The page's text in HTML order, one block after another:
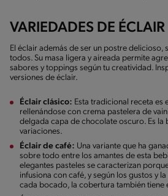
VARIEDADES DE ÉCLAIR
El éclair además de ser un postre delicioso,
todos. Su masa ligera y aireada permite
sabores y toppings según tu creatividad.
versiones de éclair.
Éclair clásico: Esta tradicional receta es
rellenándose con crema pastelera de
delgada capa de chocolate oscuro. Es la
variaciones.
Éclair de café: Una variante que ha
sobre todo entre los amantes de esta
elegantes pasteles se caracterizan
infusiona con café, y según los gustos y
cada bocado, la cobertura también tiene